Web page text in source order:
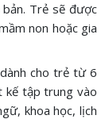
Trẻ sẽ được
non hoặc gia
cho trẻ từ 6
kế tập trung vào
khoa học, lịch